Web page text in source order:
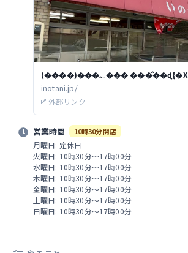
(����)���؂��� ���̂��ɖ{�X
inotani.jp/
外部リンク
営業時間 10時30分開店
月曜日: 定休日
火曜日: 10時30分～17時00分
水曜日: 10時30分～17時00分
木曜日: 10時30分～17時00分
金曜日: 10時30分～17時00分
土曜日: 10時30分～17時00分
日曜日: 10時30分～17時00分